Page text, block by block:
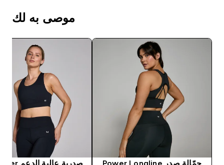
موصى به لك
حمّالة صدر Power Longline